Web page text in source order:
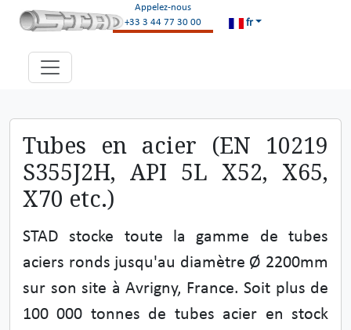
Appelez-nous
+33 3 44 77 30 00
fr
Tubes en acier (EN 10219
S355J2H, API 5L X52, X65,
X70 etc.)
STAD stocke toute la gamme de tubes
aciers ronds jusqu'au diamètre Ø 2200mm
sur son site à Avrigny, France. Soit plus de
100 000 tonnes de tubes acier en stock